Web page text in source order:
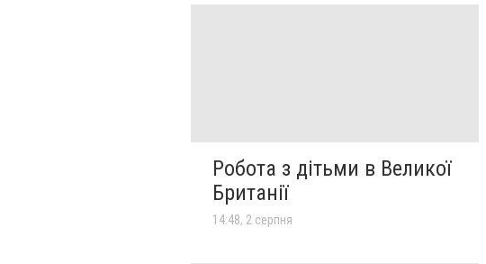
Робота з дітьми в Великої
Британії
14:48, 2 серпня